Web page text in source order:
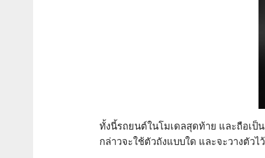
ทั้งนี้รถยนต์ในโมเดลสุดท้าย และถือเป็
กล่าวจะใช้ตัวถังแบบใด และจะวางตัว